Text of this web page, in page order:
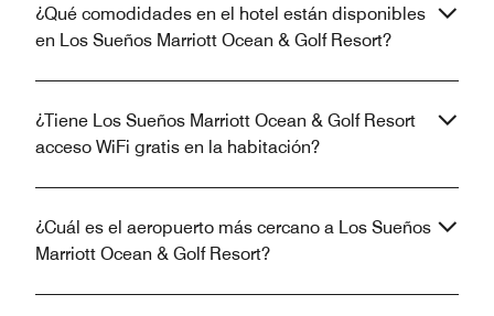
¿Qué comodidades en el hotel están disponibles
en Los Sueños Marriott Ocean & Golf Resort?
¿Tiene Los Sueños Marriott Ocean & Golf Resort
acceso WiFi gratis en la habitación?
¿Cuál es el aeropuerto más cercano a Los Sueños
Marriott Ocean & Golf Resort?